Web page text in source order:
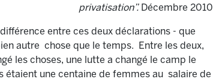
privatisation”.Décembre 2010
entre ces deux déclarations - que
autre chose que le temps. Entre les deux,
les choses, une lutte a changé le camp le
étaient une centaine de femmes au salaire de